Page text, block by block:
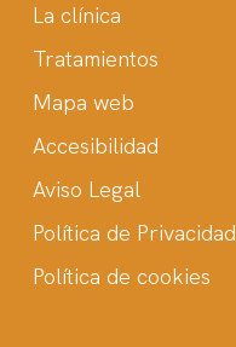
La clínica
Tratamientos
Mapa web
Accesibilidad
Aviso Legal
Política de Privacidad
Política de cookies